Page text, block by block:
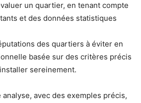
un quartier, en tenant compte
et des données statistiques
des quartiers à éviter en
basée sur des critères précis
sereinement.
avec des exemples précis,